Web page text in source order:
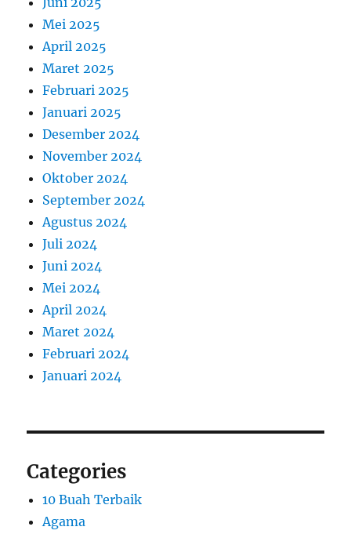
Mei 2025
April 2025
Maret 2025
Februari 2025
Januari 2025
Desember 2024
November 2024
Oktober 2024
September 2024
Agustus 2024
Juli 2024
Juni 2024
Mei 2024
April 2024
Maret 2024
Februari 2024
Januari 2024
Categories
10 Buah Terbaik
Agama